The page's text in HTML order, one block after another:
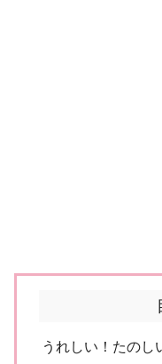
うれしい！たのし